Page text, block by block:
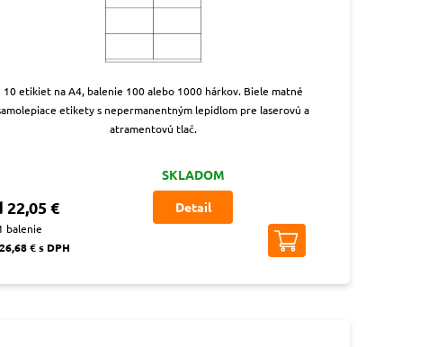
10 etikiet na A4, balenie 100 alebo 1000 hárkov. Biele matné
etikety s nepermanentným lepidlom pre laserovú a
atramentovú tlač.
22,05 €
balenie
€ s DPH
SKLADOM
Detail